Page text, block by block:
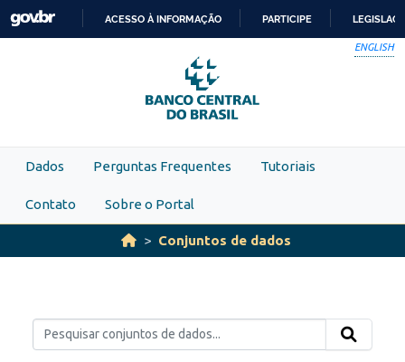
Skip to main content
PARA
O
CONTEÚDO
ACESSO À INFORMAÇÃO PARTICIPE
ENGLISH
Dados Perguntas Frequentes Tutoriais
Contato Sobre o Portal
Conjuntos de dados